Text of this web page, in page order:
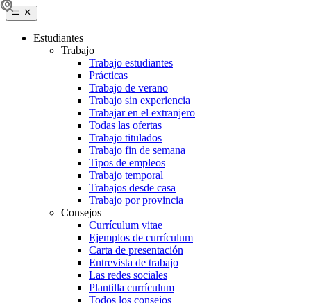
Estudiantes
Trabajo
Trabajo estudiantes
Prácticas
Trabajo de verano
Trabajo sin experiencia
Trabajar en el extranjero
Todas las ofertas
Trabajo titulados
Trabajo fin de semana
Tipos de empleos
Trabajo temporal
Trabajos desde casa
Trabajo por provincia
Consejos
Currículum vitae
Ejemplos de currículum
Carta de presentación
Entrevista de trabajo
Las redes sociales
Plantilla currículum
Todos los consejos